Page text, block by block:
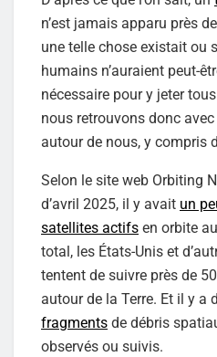
n’est jamais apparu près
une telle chose existait ou
humains n’auraient peut-
nécessaire pour y jeter
nous retrouvons donc
autour de nous, y compris
Selon le site web Orbiting
d’avril 2025, il y avait un
satellites actifs en orbite
total, les États-Unis et
tentent de suivre près de
autour de la Terre. Et il y a
fragments de débris
observés ou suivis.